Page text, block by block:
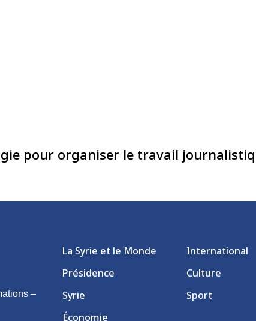
pour organiser le travail
–
La Syrie et le Monde
Présidence
Syrie
Économie
International
Culture
Sport